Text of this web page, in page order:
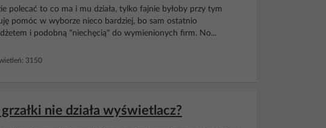
polecać to co ma i mu działa, tylko fajnie byłoby przy tym
pomóc w wyborze nieco bardziej, bo sam ostatnio
i podobną "niechęcią" do wymienionych firm. No...
3150
nie działa wyświetlacz?